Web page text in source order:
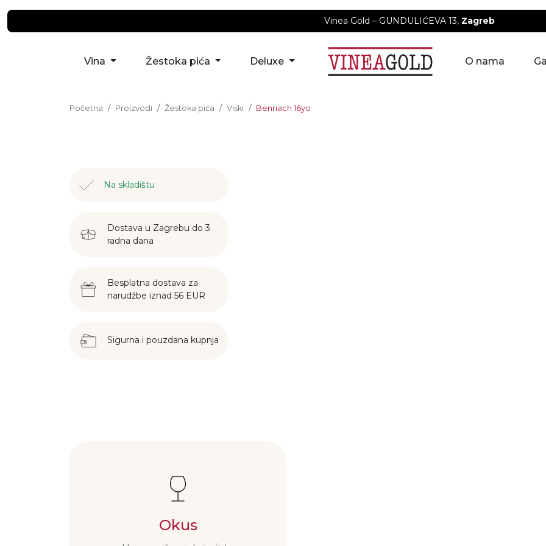
Vinea Gold – GUNDULIĆEVA 13, Zagreb
Vina Žestoka pića Deluxe O nama
Početna Proizvodi Žestoka pića Viski Benriach 16yo
Na skladištu
Dostava u Zagrebu do 3
radna dana
Besplatna dostava za
narudžbe iznad 56 EUR
Sigurna i pouzdana kupnja
Okus